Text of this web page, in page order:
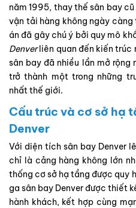
năm 1995, thay thế sân bay
vận tải hàng không ngày
án đã gây chú ý bởi quy mô
Denverliên quan đến kiến trúc
sân bay đã nhiều lần mở rộng
trở thành một trong những
nhất thế giới.
Cấu trúc và cơ sở hạ
Denver
Với diện tích sân bay Denver
chỉ là cảng hàng không lớn
thống cơ sở hạ tầng được quy
ga sân bay Denver được thiết
hành khách, kết hợp cùng